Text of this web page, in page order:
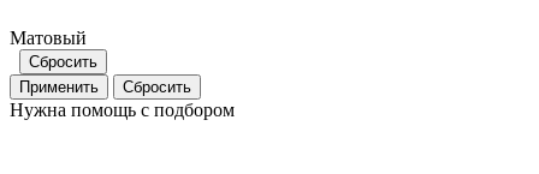
Матовый
Сбросить
Применить
Сбросить
Нужна помощь с подбором